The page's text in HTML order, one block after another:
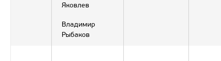
Яковлев
Владимир
Рыбаков